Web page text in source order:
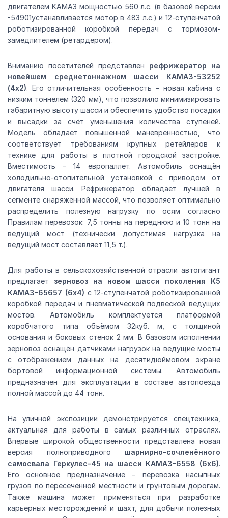
двигателем KAMAЗ мощностью 560 л.с. (в базовой версии
-54901устанавливается мотор в 483 л.с.) и 12-ступенчатой
роботизированной коробкой передач с тормозом-
замедлителем (ретардером).
Вниманию посетителей представлен рефрижератор на
новейшем среднетоннажном шасси КАМАЗ-53252
(4х2). Его отличительная особенность – новая кабина с
низким тоннелем (320 мм), что позволило минимизировать
габаритную высоту шасси и обеспечить удобство посадки
и высадки за счёт уменьшения количества ступеней.
Модель обладает повышенной маневренностью, что
соответствует требованиям крупных ретейлеров к
технике для работы в плотной городской застройке.
Вместимость – 14 европаллет. Автомобиль оснащён
холодильно-отопительной установкой с приводом от
двигателя шасси. Рефрижератор обладает лучшей в
сегменте снаряжённой массой, что позволяет оптимально
распределить полезную нагрузку по осям согласно
Правилам перевозок: 7,5 тонны на переднюю и 10 тонн на
ведущий мост (технически допустимая нагрузка на
ведущий мост составляет 11,5 т.).
Для работы в сельскохозяйственной отрасли автогигант
предлагает зерновоз на новом шасси поколения К5
КАМАЗ-65657 (6х4) с 12-ступенчатой роботизированной
коробкой передач и пневматической подвеской ведущих
мостов. Автомобиль комплектуется платформой
коробчатого типа объёмом 32куб. м, с толщиной
основания и боковых стенок 2 мм. В базовом исполнении
зерновоз оснащён датчиками нагрузок на ведущие мосты
с отображением данных на десятидюймовом экране
бортовой информационной системы. Автомобиль
предназначен для эксплуатации в составе автопоезда
полной массой до 44 тонн.
На уличной экспозиции демонстрируется спецтехника,
актуальная для работы в самых различных отраслях.
Впервые широкой общественности представлена новая
версия полноприводного шарнирно-сочленённого
самосвала Геркулес-45 на шасси КАМАЗ-6558 (6х6).
Его основное предназначение – перевозка насыпных
грузов по пересечённой местности и грунтовым дорогам.
Также машина может применяться при разработке
карьерных месторождений и шахт, для добычи полезных